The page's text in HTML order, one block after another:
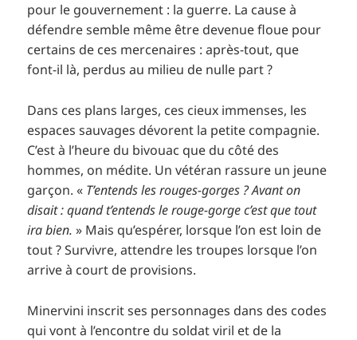
pour le gouvernement : la guerre. La cause à
défendre semble même être devenue floue pour
certains de ces mercenaires : après-tout, que
font-il là, perdus au milieu de nulle part ?
Dans ces plans larges, ces cieux immenses, les
espaces sauvages dévorent la petite compagnie.
C’est à l’heure du bivouac que du côté des
hommes, on médite. Un vétéran rassure un jeune
garçon. « T’entends les rouges-gorges ? Avant on
disait : quand t’entends le rouge-gorge c’est que tout
ira bien. » Mais qu’espérer, lorsque l’on est loin de
tout ? Survivre, attendre les troupes lorsque l’on
arrive à court de provisions.
Minervini inscrit ses personnages dans des codes
qui vont à l’encontre du soldat viril et de la